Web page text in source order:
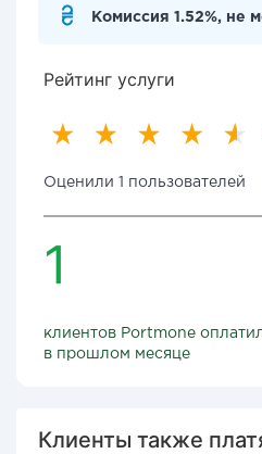
Комиссия 1.52%, не
Рейтинг услуги
Оценили 1 пользователей
1
клиентов Portmone
в прошлом месяце
Клиенты также